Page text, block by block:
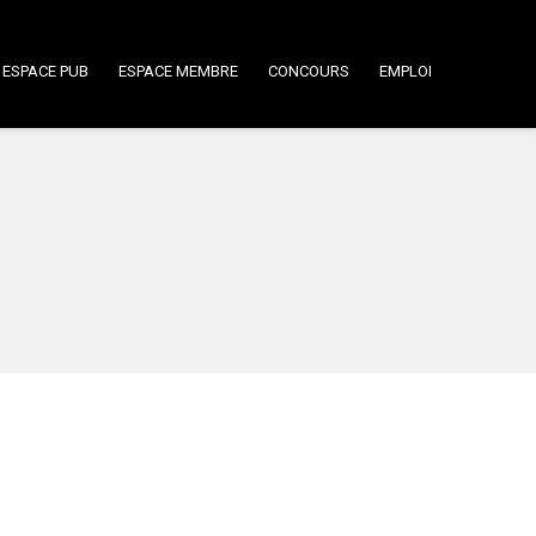
ESPACE PUB ESPACE MEMBRE CONCOURS EMPLOI